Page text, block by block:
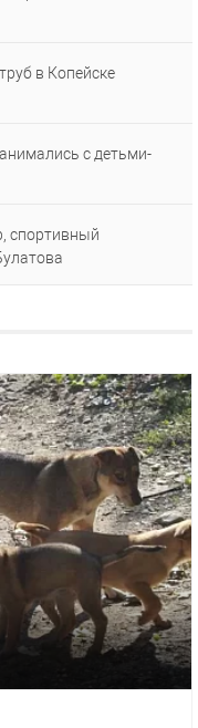
в Копейске
с детьми-
спортивный